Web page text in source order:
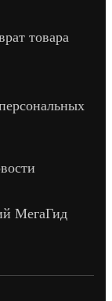
товара
МегаГид